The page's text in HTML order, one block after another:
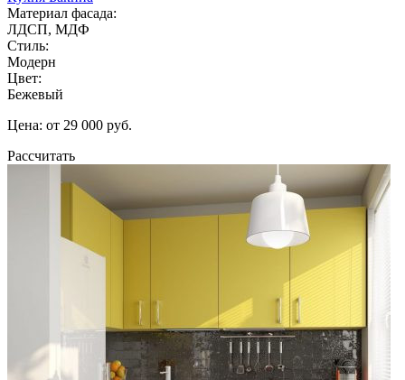
Материал фасада:
ЛДСП, МДФ
Стиль:
Модерн
Цвет:
Бежевый
Цена: от 29 000 руб.
Рассчитать